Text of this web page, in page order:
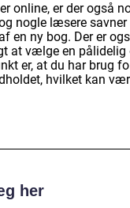
online, er der også
nogle læsere savner
en ny bog. Der er
at vælge en pålidelig
er, at du har brug
hvilket kan
her